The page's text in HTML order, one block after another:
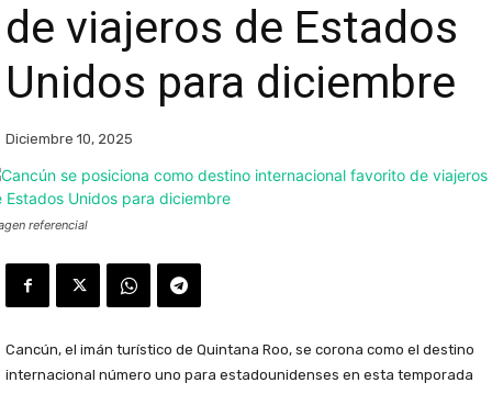
de viajeros de Estados
Unidos para diciembre
Diciembre 10, 2025
referencial
Cancún, el imán turístico de Quintana Roo, se corona como el destino
internacional número uno para estadounidenses en esta temporada